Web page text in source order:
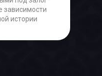
зависимости
истории